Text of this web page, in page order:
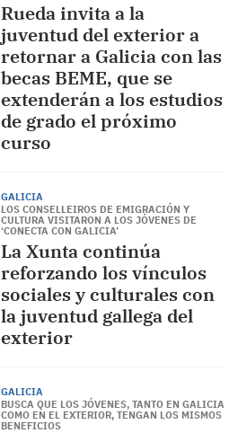
Rueda invita a la
juventud del exterior a
retornar a Galicia con las
becas BEME, que se
extenderán a los estudios
de grado el próximo
curso
GALICIA
LOS CONSELLEIROS DE EMIGRACIÓN Y
CULTURA VISITARON A LOS JÓVENES DE
‘CONECTA CON GALICIA’
La Xunta continúa
reforzando los vínculos
sociales y culturales con
la juventud gallega del
exterior
GALICIA
BUSCA QUE LOS JÓVENES, TANTO EN GALICIA
COMO EN EL EXTERIOR, TENGAN LOS MISMOS
BENEFICIOS